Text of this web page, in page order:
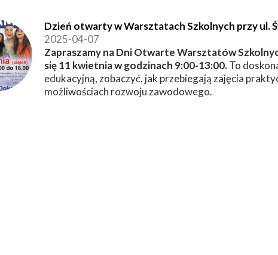
Dzień otwarty w Warsztatach Szkolnych przy ul.
2025-04-07
Zapraszamy na Dni Otwarte Warsztatów
się 11 kwietnia w godzinach 9:00-13:00.To
edukacyjną, zobaczyć, jak przebiegają zajęcia
możliwościach rozwoju zawodowego.